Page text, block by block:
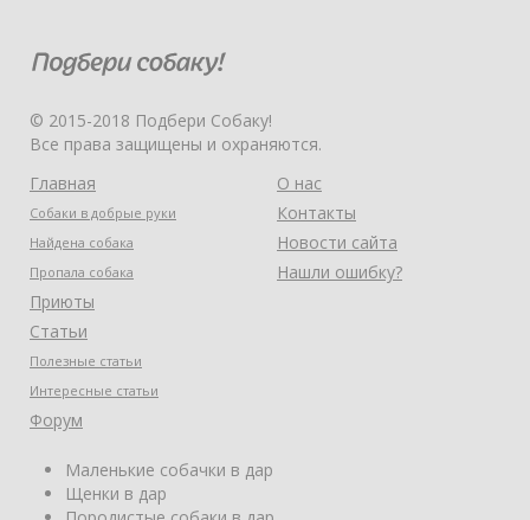
© 2015-2018 Подбери Собаку!
Все права защищены и охраняются.
Главная
Собаки в добрые руки
Найдена собака
Пропала собака
Приюты
Статьи
Полезные статьи
Интересные статьи
Форум
О нас
Контакты
Новости сайта
Нашли ошибку?
Маленькие собачки в дар
Щенки в дар